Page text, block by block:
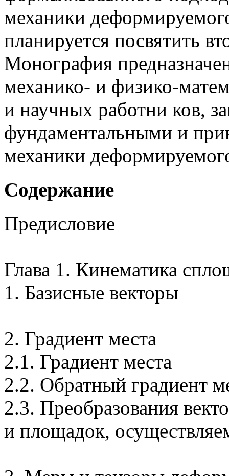
механики
планируется посвятить
Монография
механико- и физико-
и научных работни ков,
фундаментальными и
механики
Содержание
Предисловие
Глава 1. Кинематика
1. Базисные векторы
2. Градиент места
2.1. Градиент места
2.2. Обратный градиент
2.3. Преобразования
и площадок,